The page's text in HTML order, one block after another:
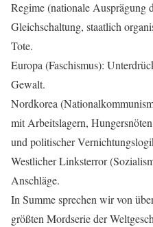
Regime (nationale Ausprägung
Gleichschaltung, staatlich
Tote.
Europa (Faschismus):
Gewalt.
Nordkorea
mit Arbeitslagern,
und politischer
Westlicher Linksterror
Anschläge.
In Summe sprechen wir von
größten Mordserie der